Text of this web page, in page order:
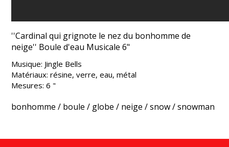
''Cardinal qui grignote le nez du bonhomme de
neige'' Boule d'eau Musicale 6"
Musique: Jingle Bells
Matériaux: résine, verre, eau, métal
Mesures: 6 "
bonhomme / boule / globe / neige /snow/snowman